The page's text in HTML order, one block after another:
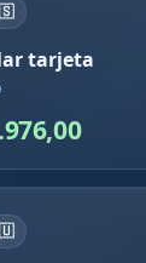
tarjeta